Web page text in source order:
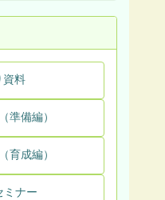
資料
準備編）
育成編）
ミナー